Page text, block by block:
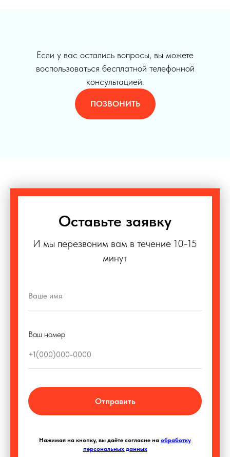
Если у вас остались вопросы, вы можете
воспользоваться бесплатной телефонной
консультацией.
ПОЗВОНИТЬ
Оставьте заявку
И мы перезвоним вам в течение 10-15
минут
Ваш номер
Отправить
Нажимая на кнопку, вы даёте согласие на обработку
персональных данных